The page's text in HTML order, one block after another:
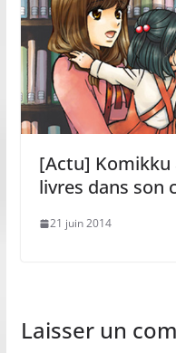
[Actu] Komikku
livres dans son
21 juin 2014
Laisser un